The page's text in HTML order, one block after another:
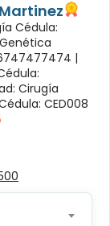
Cédula:
|
Cirugía
CED008